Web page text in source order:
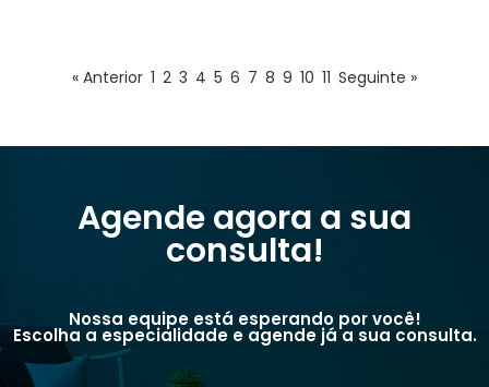
« Anterior 1 2 3 4 5 6 7 8 9 10 11 Seguinte »
Agende agora a sua
consulta!
Nossa equipe está esperando por você!
Escolha a especialidade e agende já a sua consulta.